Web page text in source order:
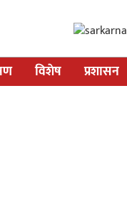
विशेष प्रशासन